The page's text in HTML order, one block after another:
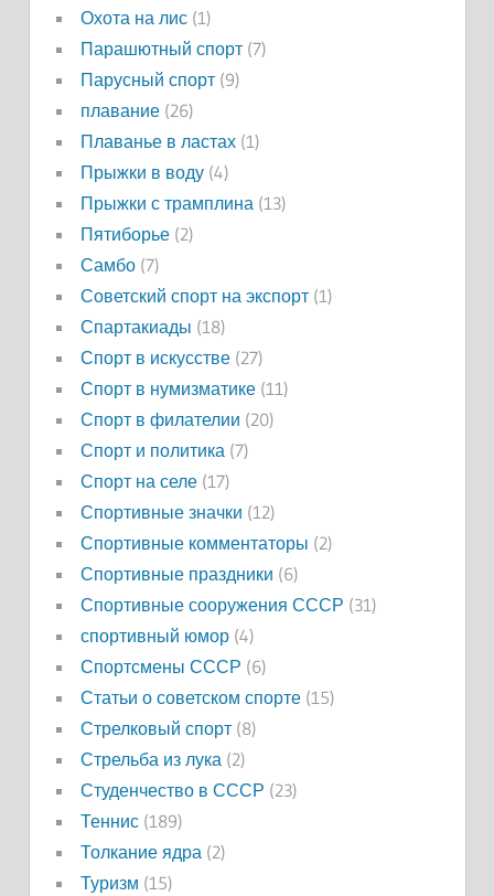
Охота на лис(1)
Парашютный спорт(7)
Парусный спорт(9)
плавание(26)
Плаванье в ластах(1)
Прыжки в воду(4)
Прыжки с трамплина(13)
Пятиборье(2)
Самбо(7)
Советский спорт на экспорт(1)
Спартакиады (18)
Спорт в искусстве(27)
Спорт в нумизматике(11)
Спорт в филателии (20)
Спорт и политика(7)
Спорт на селе(17)
Спортивные значки (12)
Спортивные комментаторы (2)
Спортивные праздники (6)
Спортивные сооружения СССР (31)
спортивный юмор(4)
Спортсмены СССР (6)
Статьи о советском спорте(15)
Стрелковый спорт(8)
Стрельба из лука(2)
Студенчество в СССР (23)
Теннис(189)
Толкание ядра(2)
Туризм (15)